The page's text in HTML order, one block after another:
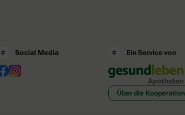
Social Media Ein Service von
Über die Kooperation